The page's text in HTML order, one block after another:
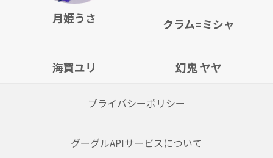
月姫うさ クラム=ミシャ
海賀ユリ 幻鬼 ヤヤ
プライバシーポリシー
グーグルAPIサービスについて